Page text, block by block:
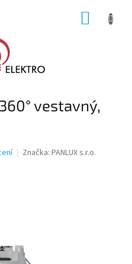
vestavný,
Značka: PANLUX s.r.o.